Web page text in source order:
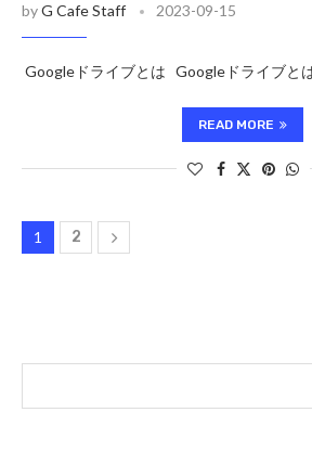
byG Cafe Staff 2023-09-15
Googleドライブとは Googleドライブと
READ MORE
1 2